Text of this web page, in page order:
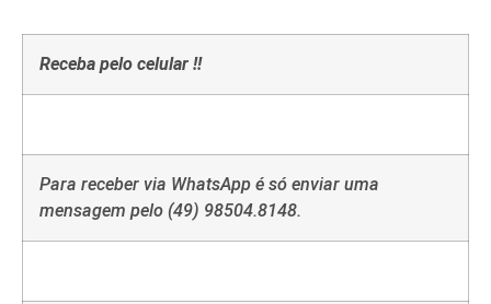
Receba pelo celular !!
Para receber via WhatsApp é só enviar uma
mensagem pelo (49) 98504.8148.